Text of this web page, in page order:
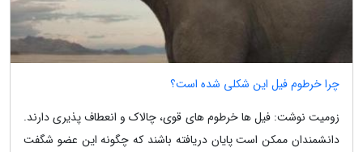
چرا خرطوم فیل این شکلی شده است؟
زومیت نوشت: فیل ها خرطوم های قوی، چالاک و انعطاف پذیری دارند.
دانشمندان ممکن است پایان دریافته باشند که چگونه این عضو شگفت